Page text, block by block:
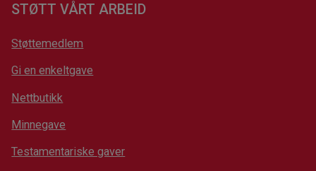
STØTT VÅRT ARBEID
Støttemedlem
Gi en enkeltgave
Nettbutikk
Minnegave
Testamentariske gaver